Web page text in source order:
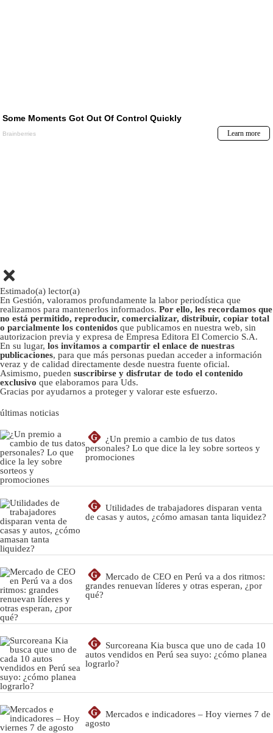
Estimado(a) lector(a)
En Gestión, valoramos profundamente la labor periodística que
realizamos para mantenerlos informados. Por ello, les recordamos que
no está permitido, reproducir, comercializar, distribuir, copiar total
o parcialmente los contenidos que publicamos en nuestra web, sin
autorizacion previa y expresa de Empresa Editora El Comercio S.A.
En su lugar, los invitamos a compartir el enlace de nuestras
publicaciones, para que más personas puedan acceder a información
veraz y de calidad directamente desde nuestra fuente oficial.
Asimismo, pueden suscribirse y disfrutar de todo el contenido
exclusivo que elaboramos para Uds.
Gracias por ayudarnos a proteger y valorar este esfuerzo.
últimas noticias
G
¿Un premio a cambio de tus datos
personales? Lo que dice la ley sobre sorteos y
promociones
G
Utilidades de trabajadores disparan venta
de casas y autos, ¿cómo amasan tanta liquidez?
G
Mercado de CEO en Perú va a dos ritmos:
grandes renuevan líderes y otras esperan, ¿por
qué?
G
Surcoreana Kia busca que uno de cada 10
autos vendidos en Perú sea suyo: ¿cómo planea
lograrlo?
G
Mercados e indicadores – Hoy viernes 7 de
agosto